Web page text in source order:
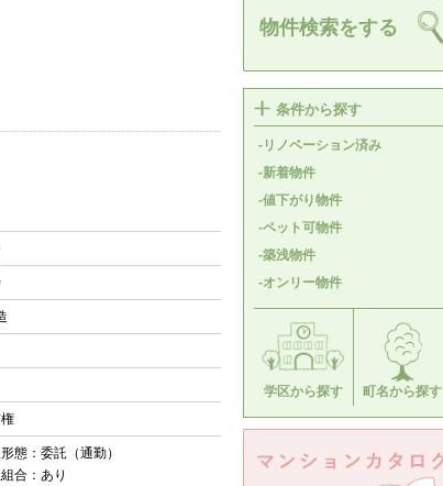
態：委託（通勤）
合：あり
物件検索をする
条件から探す
-リノベーション済み
-新着物件
-値下がり物件
-ペット可物件
-築浅物件
-オンリー物件
学区から探す 町名から探す